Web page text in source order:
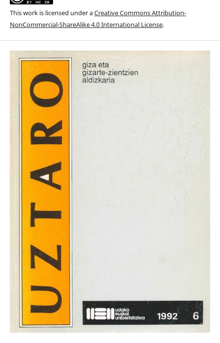
This work is licensed under aCreative Commons Attribution-
NonCommercial-ShareAlike 4.0 International License.